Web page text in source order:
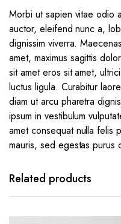
Morbi ut sapien vitae odio
auctor, eleifend nunc a,
dignissim viverra.
amet, maximus sagittis
sit amet eros sit amet,
luctus ligula. Curabitur
diam ut arcu pharetra
ipsum in vestibulum
amet consequat nulla felis
mauris, sed egestas purus
Related products